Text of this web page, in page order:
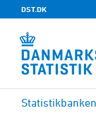
DST.DK
Statistikbanken